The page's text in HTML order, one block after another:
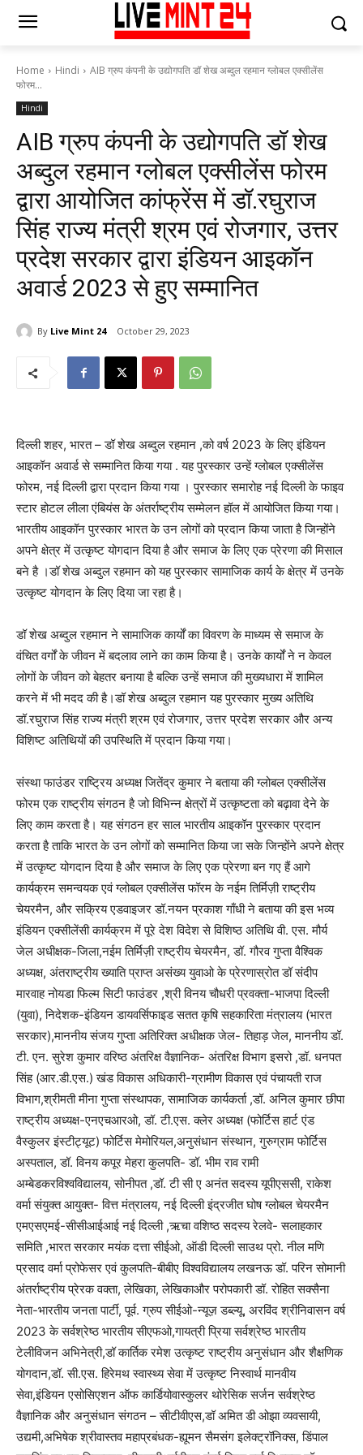
Home Hindi
AIB ग्रुप कंपनी के उद्योगपति डॉ शेख अब्दुल रहमान ग्लोबल एक्सीलेंस
फोरम...
Hindi
AIB ग्रुप कंपनी के उद्योगपति डॉ शेख
अब्दुल रहमान ग्लोबल एक्सीलेंस फोरम
द्वारा आयोजित कांफ्रेंस में डॉ.रघुराज
सिंह राज्य मंत्री श्रम एवं रोजगार, उत्तर
प्रदेश सरकार द्वारा इंडियन आइकॉन
अवार्ड 2023 से हुए सम्मानित
By Live Mint 24 October 29, 2023
दिल्ली शहर, भारत – डॉ शेख अब्दुल रहमान ,को वर्ष 2023 के लिए इंडियन
आइकॉन अवार्ड से सम्मानित किया गया . यह पुरस्कार उन्हें ग्लोबल एक्सीलेंस
फोरम, नई दिल्ली द्वारा प्रदान किया गया । पुरस्कार समारोह नई दिल्ली के फाइव
स्टार होटल लीला एंबियंस के अंतर्राष्ट्रीय सम्मेलन हॉल में आयोजित किया गया।
भारतीय आइकॉन पुरस्कार भारत के उन लोगों को प्रदान किया जाता है जिन्होंने
अपने क्षेत्र में उत्कृष्ट योगदान दिया है और समाज के लिए एक प्रेरणा की मिसाल
बने है ।डॉ शेख अब्दुल रहमान को यह पुरस्कार सामाजिक कार्य के क्षेत्र में उनके
उत्कृष्ट योगदान के लिए दिया जा रहा है।
डॉ शेख अब्दुल रहमान ने सामाजिक कार्यों का विवरण के माध्यम से समाज के
वंचित वर्गों के जीवन में बदलाव लाने का काम किया है। उनके कार्यों ने न केवल
लोगों के जीवन को बेहतर बनाया है बल्कि उन्हें समाज की मुख्यधारा में शामिल
करने में भी मदद की है।डॉ शेख अब्दुल रहमान यह पुरस्कार मुख्य अतिथि
डॉ.रघुराज सिंह राज्य मंत्री श्रम एवं रोजगार, उत्तर प्रदेश सरकार और अन्य
विशिष्ट अतिथियों की उपस्थिति में प्रदान किया गया।
संस्था फाउंडर राष्ट्रिय अध्यक्ष जितेंद्र कुमार ने बताया की ग्लोबल एक्सीलेंस
फोरम एक राष्ट्रीय संगठन है जो विभिन्न क्षेत्रों में उत्कृष्टता को बढ़ावा देने के
लिए काम करता है। यह संगठन हर साल भारतीय आइकॉन पुरस्कार प्रदान
करता है ताकि भारत के उन लोगों को सम्मानित किया जा सके जिन्होंने अपने क्षेत्र
में उत्कृष्ट योगदान दिया है और समाज के लिए एक प्रेरणा बन गए हैं आगे
कार्यक्रम समन्वयक एवं ग्लोबल एक्सीलेंस फॉरम के नईम तिर्मिज़ी राष्ट्रीय
चेयरमैन, और सक्रिय एडवाइजर डॉ.नयन प्रकाश गाँधी ने बताया की इस भव्य
इंडियन एक्सीलेंसी कार्यक्रम में पूरे देश विदेश से विशिष्ठ अतिथि वी. एस. मौर्य
जेल अधीक्षक-जिला,नईम तिर्मिज़ी राष्ट्रीय चेयरमैन, डॉ. गौरव गुप्ता वैश्विक
अध्यक्ष, अंतराष्ट्रीय ख्याति प्राप्त असंख्य युवाओ के प्रेरणास्रोत डॉ संदीप
मारवाह नोयडा फिल्म सिटी फाउंडर ,श्री विनय चौधरी प्रवक्ता-भाजपा दिल्ली
(युवा), निदेशक-इंडियन डायवर्सिफाइड सतत कृषि सहकारिता मंत्रालय (भारत
सरकार),माननीय संजय गुप्ता अतिरिक्त अधीक्षक जेल- तिहाड़ जेल, माननीय डॉ.
टी. एन. सुरेश कुमार वरिष्ठ अंतरिक्ष वैज्ञानिक- अंतरिक्ष विभाग इसरो ,डॉ. धनपत
सिंह (आर.डी.एस.) खंड विकास अधिकारी-ग्रामीण विकास एवं पंचायती राज
विभाग,श्रीमती मीना गुप्ता संस्थापक, सामाजिक कार्यकर्ता ,डॉ. अनिल कुमार छीपा
राष्ट्रीय अध्यक्ष-एनएचआरओ, डॉ. टी.एस. क्लेर अध्यक्ष (फोर्टिस हार्ट एंड
वैस्कुलर इंस्टीट्यूट) फोर्टिस मेमोरियल,अनुसंधान संस्थान, गुरुग्राम फोर्टिस
अस्पताल, डॉ. विनय कपूर मेहरा कुलपति- डॉ. भीम राव रामी
अम्बेडकरविश्वविद्यालय, सोनीपत ,डॉ. टी सी ए अनंत सदस्य यूपीएससी, राकेश
वर्मा संयुक्त आयुक्त- वित्त मंत्रालय, नई दिल्ली इंद्रजीत घोष ग्लोबल चेयरमैन
एमएसएमई-सीसीआईआई नई दिल्ली ,ऋचा वशिष्ठ सदस्य रेलवे- सलाहकार
समिति ,भारत सरकार मयंक दत्ता सीईओ, ऑडी दिल्ली साउथ प्रो. नील मणि
प्रसाद वर्मा प्रोफेसर एवं कुलपति-बीबीए विश्वविद्यालय लखनऊ डॉ. परिन सोमानी
अंतर्राष्ट्रीय प्रेरक वक्ता, लेखिका, लेखिकाऔर परोपकारी डॉ. रोहित सक्सैना
नेता-भारतीय जनता पार्टी, पूर्व. ग्रुप सीईओ-न्यूज़ डब्ल्यू, अरविंद श्रीनिवासन वर्ष
2023 के सर्वश्रेष्ठ भारतीय सीएफओ,गायत्री प्रिया सर्वश्रेष्ठ भारतीय
टेलीविजन अभिनेत्री,डॉ कार्तिक रमेश उत्कृष्ट राष्ट्रीय अनुसंधान और शैक्षणिक
योगदान,डॉ. सी.एस. हिरेमथ स्वास्थ्य सेवा में उत्कृष्ट निस्वार्थ मानवीय
सेवा,इंडियन एसोसिएशन ऑफ कार्डियोवास्कुलर थोरेसिक सर्जन सर्वश्रेष्ठ
वैज्ञानिक और अनुसंधान संगठन – सीटीवीएस,डॉ अमित डी ओझा व्यवसायी,
उद्यमी,अभिषेक श्रीवास्तव महाप्रबंधक-ह्यूमन सैमसंग इलेक्ट्रॉनिक्स, डिंपाल